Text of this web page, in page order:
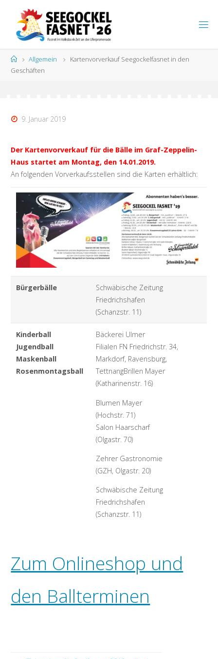
springen
EEG
OCK
StartAllgemein
Kartenvorverkauf Seegockelfasnet in den
Geschäften
9. Januar 2019
Der Kartenvorverkauf für die Bälle im Graf-Zeppelin-
Haus startet am Montag, den 14.01.2019.
An folgenden Vorverkaufsstellen sind die Karten erhältlich:
Bürgerbälle
Schwäbische Zeitung
Friedrichshafen
(Schanzstr. 11)
Kinderball
Jugendball
Maskenball
Rosenmontagsball
Bäckerei Ulmer
Filialen FN Friedrichstr. 34,
Markdorf, Ravensburg,
TettnangBrillen Mayer
(Katharinenstr. 16)
Blumen Mayer
(Hochstr. 71)
Salon Haarscharf
(Olgastr. 70)
Zehrer Gastronomie
(GZH, Olgastr. 20)
Schwäbische Zeitung
Friedrichshafen
(Schanzstr. 11)
Zum Onlineshop und
den Ballterminen